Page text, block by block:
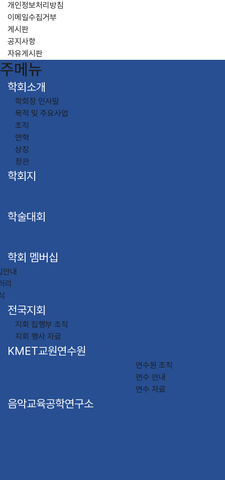
개인정보처리방침
이메일수집거부
게시판
공지사항
자유게시판
주메뉴
학회소개
학회장 인사말
목적 및 주요사업
조직
연혁
상징
정관
학회지
학술대회
학회 멤버십
안내
리
전국지회
지회 집행부 조직
지회 행사 자료
KMET교원연수원
연수원 조직
연수 안내
연수 자료
음악교육공학연구소